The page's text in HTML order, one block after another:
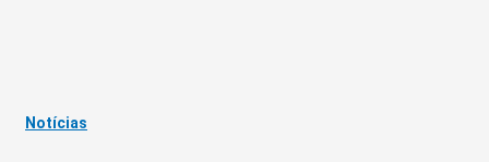
Notícias